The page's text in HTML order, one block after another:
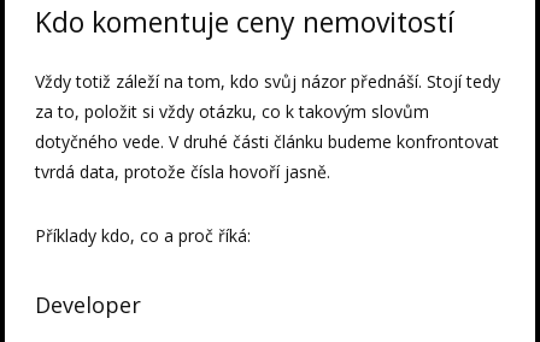
Kdo komentuje ceny nemovitostí
Vždy totiž záleží na tom, kdo svůj názor přednáší. Stojí tedy
za to, položit si vždy otázku, co k takovým slovům
dotyčného vede. V druhé části článku budeme konfrontovat
tvrdá data, protože čísla hovoří jasně.
Příklady kdo, co a proč říká:
Developer